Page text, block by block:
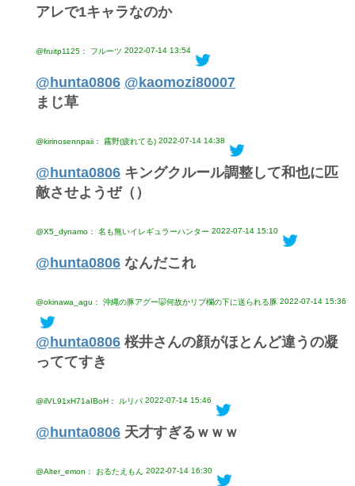
アレで1キャラなのか
@fruitp1125： フルーツ 2022-07-14 13:54
@hunta0806 @kaomozi80007
まじ草
@kirinosennpaii： 霧野(疲れてる) 2022-07-14 14:38
@hunta0806 キングクルール調整して和也に匹
敵させようぜ（）
@X5_dynamo： 名も無いイレギュラーハンター 2022-07-14 15:10
@hunta0806 なんだこれ
@okinawa_agu： 沖縄の豚アグー🐷何故かリプ欄の下に送られる豚 2022-07-14 15:36
@hunta0806 桜井さんの顔がほとんど違うの凝
っててすき
@ilVL91xH71aIBoH： ルリパ 2022-07-14 15:46
@hunta0806 天才すぎるｗｗｗ
@Alter_emon： おるたえもん 2022-07-14 16:30